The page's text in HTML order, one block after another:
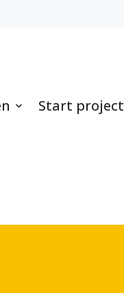
Start project